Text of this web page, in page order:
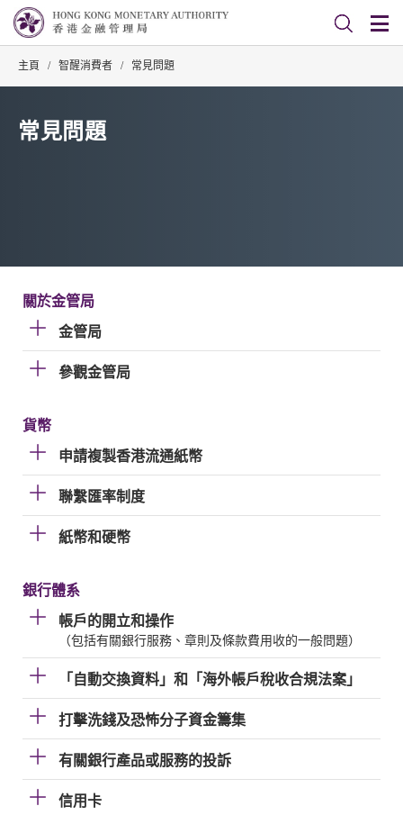
主頁 / 智醒消費者 / 常見問題
常見問題
關於金管局
金管局
參觀金管局
貨幣
申請複製香港流通紙幣
聯繫匯率制度
紙幣和硬幣
銀行體系
帳戶的開立和操作
（包括有關銀行服務、章則及條款費用收的一般問題）
「自動交換資料」和「海外帳戶稅收合規法案」
打擊洗錢及恐怖分子資金籌集
有關銀行產品或服務的投訴
信用卡